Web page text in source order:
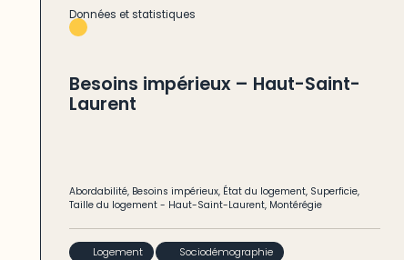
Données et statistiques
Besoins impérieux – Haut-Saint-
Laurent
Abordabilité, Besoins impérieux, État du logement, Superficie,
Taille du logement- Haut-Saint-Laurent, Montérégie
Logement Sociodémographie